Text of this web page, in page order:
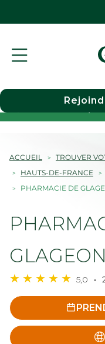
Choisir une
ACCUEIL
TROUVER
HAUTS-DE-FRANCE
PHARMACIE DE
GLAGEON
5,0